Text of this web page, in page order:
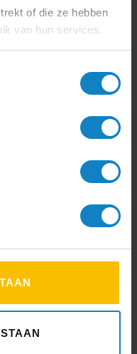
of die ze hebben
van hun services.